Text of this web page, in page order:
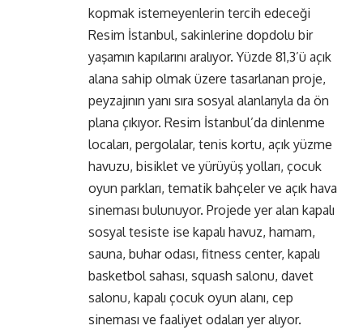
kopmak istemeyenlerin tercih edeceği
Resim İstanbul, sakinlerine dopdolu bir
yaşamın kapılarını aralıyor. Yüzde 81,3’ü açık
alana sahip olmak üzere tasarlanan proje,
peyzajının yanı sıra sosyal alanlarıyla da ön
plana çıkıyor. Resim İstanbul’da dinlenme
locaları, pergolalar, tenis kortu, açık yüzme
havuzu, bisiklet ve yürüyüş yolları, çocuk
oyun parkları, tematik bahçeler ve açık hava
sineması bulunuyor. Projede yer alan kapalı
sosyal tesiste ise kapalı havuz, hamam,
sauna, buhar odası, fitness center, kapalı
basketbol sahası, squash salonu, davet
salonu, kapalı çocuk oyun alanı, cep
sineması ve faaliyet odaları yer alıyor.